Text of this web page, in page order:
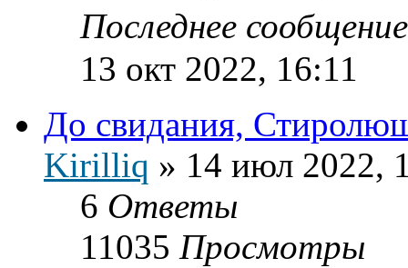
Последнее
13 окт 2022, 16:11
До свидания,
Kirilliq » 14 июл 2022,
6 Ответы
11035 Просмотры